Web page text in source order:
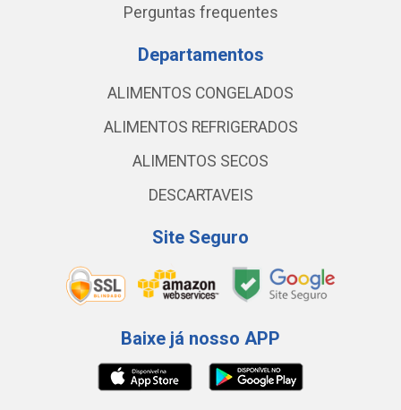
Perguntas frequentes
Departamentos
ALIMENTOS CONGELADOS
ALIMENTOS REFRIGERADOS
ALIMENTOS SECOS
DESCARTAVEIS
Site Seguro
Baixe já nosso APP